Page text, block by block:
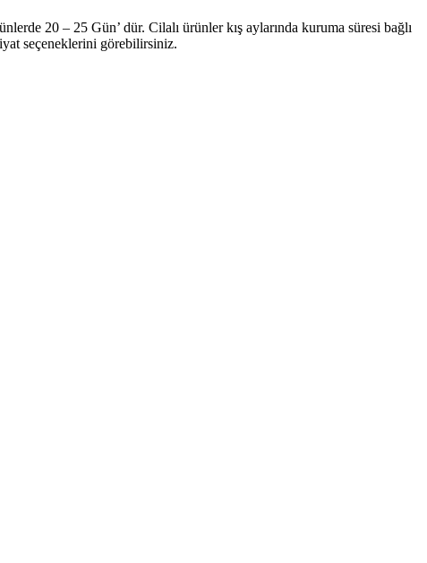
20 – 25 Gün’ dür. Cilalı ürünler kış aylarında kuruma süresi bağlı
seçeneklerini görebilirsiniz.